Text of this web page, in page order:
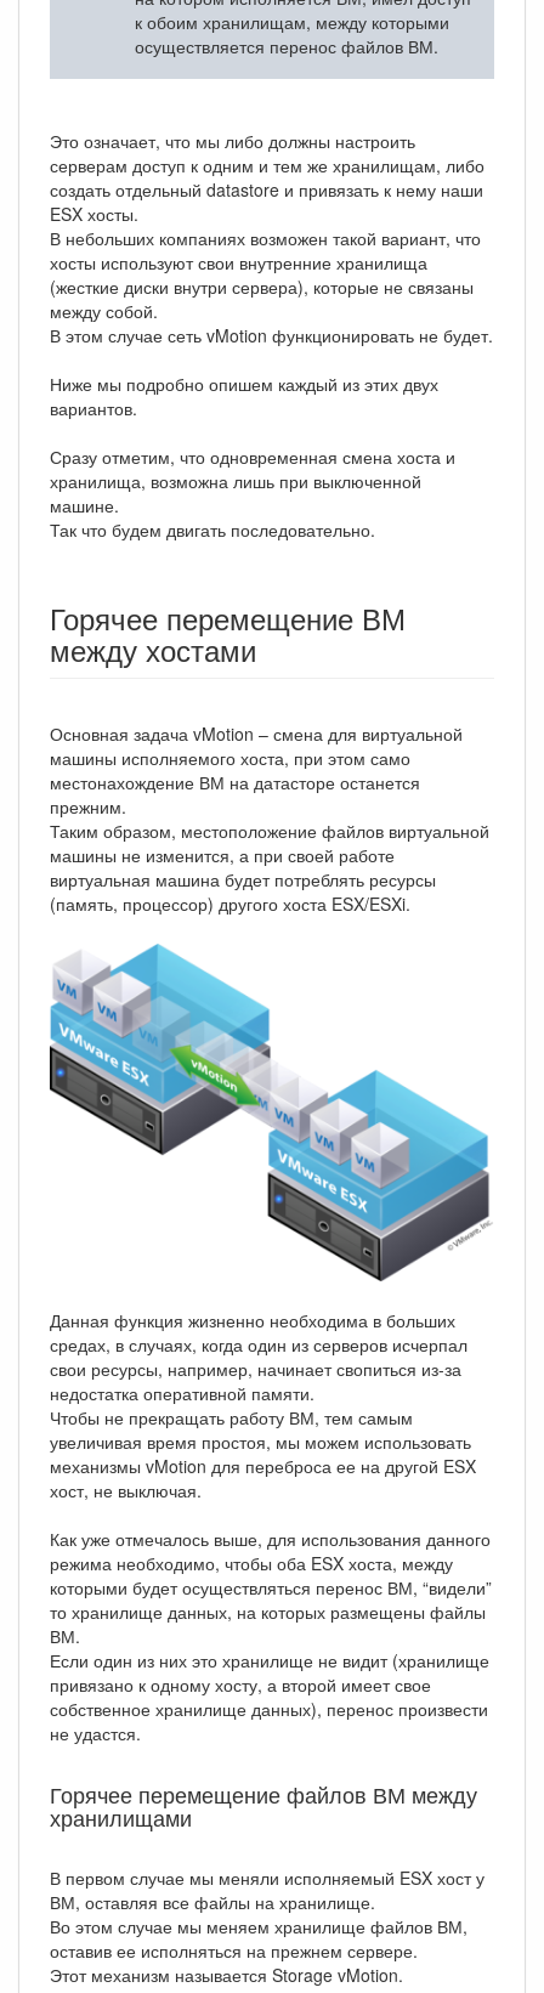
к обоим хранилищам, между которыми
осуществляется перенос файлов ВМ.
Это означает, что мы либо должны настроить
серверам доступ к одним и тем же хранилищам, либо
создать отдельный datastore и привязать к нему наши
ESX хосты.
В небольших компаниях возможен такой вариант, что
хосты используют свои внутренние хранилища
(жесткие диски внутри сервера), которые не связаны
между собой.
В этом случае сеть vMotion функционировать не будет.
Ниже мы подробно опишем каждый из этих двух
вариантов.
Сразу отметим, что одновременная смена хоста и
хранилища, возможна лишь при выключенной
машине.
Так что будем двигать последовательно.
Горячее перемещение ВМ
между хостами
Основная задача vMotion – смена для виртуальной
машины исполняемого хоста, при этом само
местонахождение ВМ на датасторе останется
прежним.
Таким образом, местоположение файлов виртуальной
машины не изменится, а при своей работе
виртуальная машина будет потреблять ресурсы
(память, процессор) другого хоста ESX/ESXi.
Данная функция жизненно необходима в больших
средах, в случаях, когда один из серверов исчерпал
свои ресурсы, например, начинает свопиться из-за
недостатка оперативной памяти.
Чтобы не прекращать работу ВМ, тем самым
увеличивая время простоя, мы можем использовать
механизмы vMotion для переброса ее на другой ESX
хост, не выключая.
Как уже отмечалось выше, для использования данного
режима необходимо, чтобы оба ESX хоста, между
которыми будет осуществляться перенос ВМ, “видели”
то хранилище данных, на которых размещены файлы
ВМ.
Если один из них это хранилище не видит (хранилище
привязано к одному хосту, а второй имеет свое
собственное хранилище данных), перенос произвести
не удастся.
Горячее перемещение файлов ВМ между
хранилищами
В первом случае мы меняли исполняемый ESX хост у
ВМ, оставляя все файлы на хранилище.
Во этом случае мы меняем хранилище файлов ВМ,
оставив ее исполняться на прежнем сервере.
Этот механизм называется Storage vMotion.